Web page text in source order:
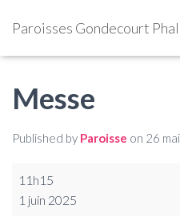
Paroisses Gondecourt
Messe
Published by Paroisse on 26
11h15
1 juin 2025